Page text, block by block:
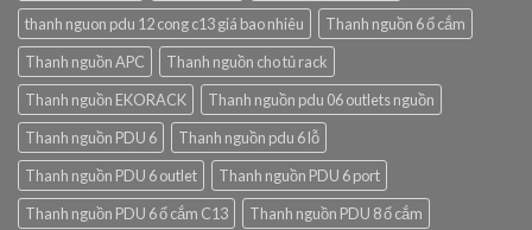
thanh nguon pdu 12 cong c13 giá bao nhiêu
Thanh nguồn 6 ổ cắm
Thanh nguồn APC
Thanh nguồn cho tủ rack
Thanh nguồn EKORACK
Thanh nguồn pdu 06 outlets nguồn
Thanh nguồn PDU 6
Thanh nguồn pdu 6 lỗ
Thanh nguồn PDU 6 outlet
Thanh nguồn PDU 6 port
Thanh nguồn PDU 6 ổ cắm C13
Thanh nguồn PDU 8 ổ cắm